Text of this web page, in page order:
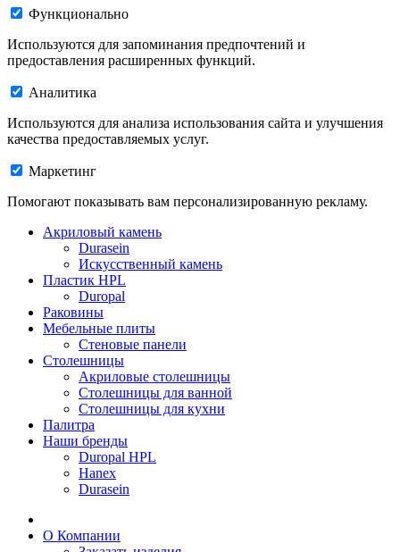
Функционально
Используются для запоминания предпочтений и
предоставления расширенных функций.
Аналитика
Используются для анализа использования сайта и улучшения
качества предоставляемых услуг.
Маркетинг
Помогают показывать вам персонализированную рекламу.
Акриловый камень
Durasein
Искусственный камень
Пластик HPL
Duropal
Раковины
Мебельные плиты
Стеновые панели
Столешницы
Акриловые столешницы
Столешницы для ванной
Столешницы для кухни
Палитра
Наши бренды
Duropal HPL
Hanex
Durasein
О Компании